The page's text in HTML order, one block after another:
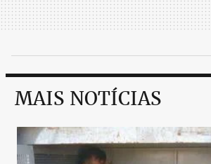
MAIS NOTÍCIAS